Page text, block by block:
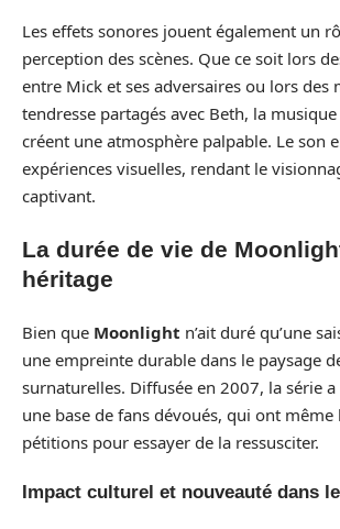
Les effets sonores jouent également un
perception des scènes. Que ce soit lors
entre Mick et ses adversaires ou lors des
tendresse partagés avec Beth, la
créent une atmosphère palpable. Le son
expériences visuelles, rendant le
captivant.
La durée de vie de
héritage
Bien que Moonlight n’ait duré qu’une
une empreinte durable dans le paysage
surnaturelles. Diffusée en 2007, la série
une base de fans dévoués, qui ont même
pétitions pour essayer de la ressusciter.
Impact culturel et nouveauté dans